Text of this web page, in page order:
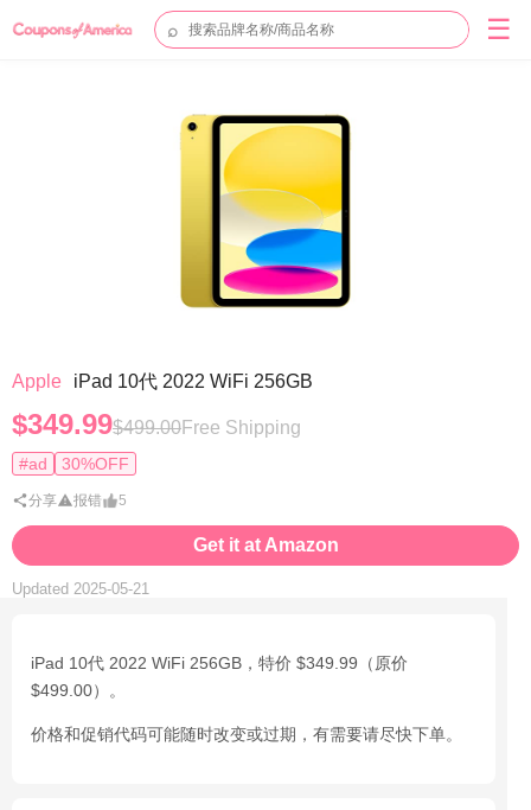
⌕ ☰
Apple iPad 10代 2022 WiFi 256GB
$349.99$499.00Free Shipping
#ad 30%OFF
分享 报错 5
Get it at Amazon
Updated 2025-05-21
iPad 10代 2022 WiFi 256GB，特价 $349.99（原价
$499.00）。
价格和促销代码可能随时改变或过期，有需要请尽快下单。